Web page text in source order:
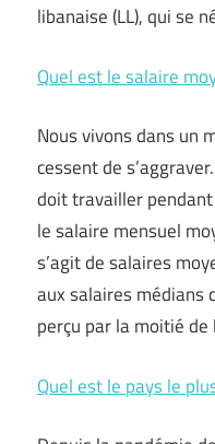
libanaise (LL), qui se
Quel est le salaire
Nous vivons dans un
cessent de
doit travailler
le salaire mensuel
s’agit de salaires
aux salaires médians
perçu par la moitié
Quel est le pays le